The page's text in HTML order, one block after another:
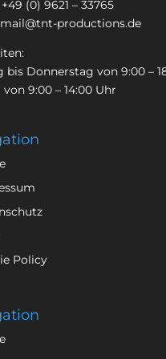
+49 (0) 9621 – 33765
mail@tnt-productions.de
bis Donnerstag von 9:00 –
9:00 – 14:00 Uhr
Policy